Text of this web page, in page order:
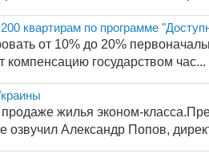
квартирам по программе
от 10% до 20%
компенсацию государством час...
жилья эконом-
Александр Попов,